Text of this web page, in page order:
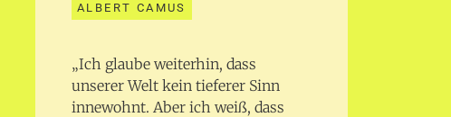
ALBERT CAMUS
„Ich glaube weiterhin, dass
unserer Welt kein tieferer Sinn
innewohnt. Aber ich weiß, dass